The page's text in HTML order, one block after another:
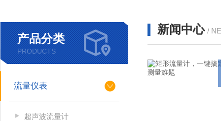
产品分类
PRODUCTS
流量仪表
超声波流量计
新闻中心 /